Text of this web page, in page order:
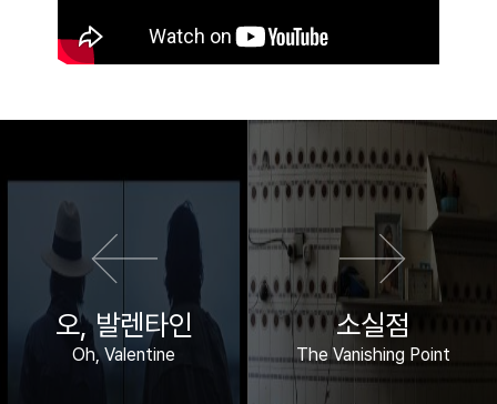
오, 발렌타인
Oh, Valentine
다음 영화
소실점
The Vanishing Point